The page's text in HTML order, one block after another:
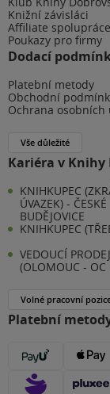
Knižní závisláci
Affiliate spolupráce
Poukazy pro firmy
Dodací
Platební metody
Obchodní
Ochrana osobních
Vše důležité
Kariéra v Knihy
KNIHKUPEC
ÚVAZEK) - ČESKÉ
BUDĚJOVICE
KNIHKUPEC
VEDOUCÍ
(OLOMOUC - OC
Volné pracovní
Platební